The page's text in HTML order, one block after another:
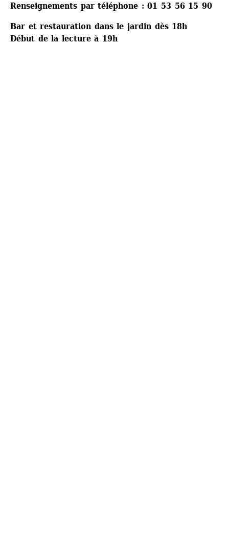
Renseignements par téléphone : 01 53 56 15 90
Bar et restauration dans le jardin dès 18h
Début de la lecture à 19h